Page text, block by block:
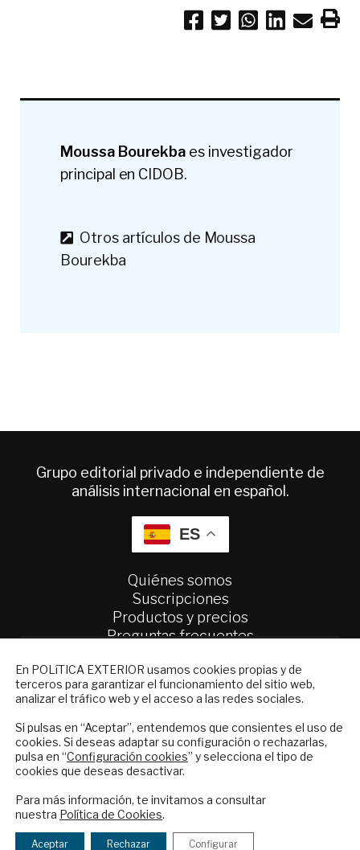
Moussa Bourekba es investigador
principal en CIDOB.
Otros artículos de Moussa
Bourekba
Grupo editorial privado e independiente de
análisis internacional en español.
ES
Quiénes somos
Suscripciones
Productos y precios
Preguntas frecuentes
Colaboraciones
Publicidad
Contacto
Política Exterior
Informe Semanal de Política Exterior
Afkar/Ideas
Exterior. Todos los derechos reservados
En POLíTICA EXTERIOR usamos cookies propias y de
terceros para garantizar el funcionamiento del sitio web,
analizar el tráfico web y el acceso a las redes sociales.
Si pulsas en “Aceptar”, entendemos que consientes el uso de
cookies. Si deseas adaptar su configuración o rechazarlas,
pulsa en “Configuración cookies” y selecciona el tipo de
cookies que deseas desactivar.
Para más información, te invitamos a consultar
nuestra Política de Cookies.
Aceptar Rechazar Configurar
NEWSLETTER
Suscríbase a nuestro boletín electrónico y
reciba en su correo el mejor análisis
internacional en español.
Checkbox
acepto
política de privacidad